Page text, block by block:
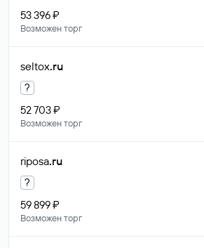
53 396 ₽
Возможен торг
seltox.ru
?
52 703 ₽
Возможен торг
riposa.ru
?
59 899 ₽
Возможен торг